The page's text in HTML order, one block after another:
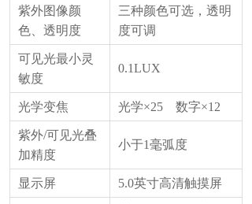
紫外图像颜
色、透明度
三种颜色可选，透明
度可调
可见光最小灵
敏度
0.1LUX
光学变焦 光学×25 数字×12
紫外/可见光叠
加精度
小于1毫弧度
显示屏 5.0英寸高清触摸屏